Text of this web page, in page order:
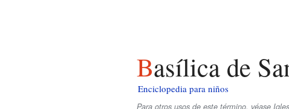
Basílica de
Enciclopedia para niños
Para otros usos de este término, véase